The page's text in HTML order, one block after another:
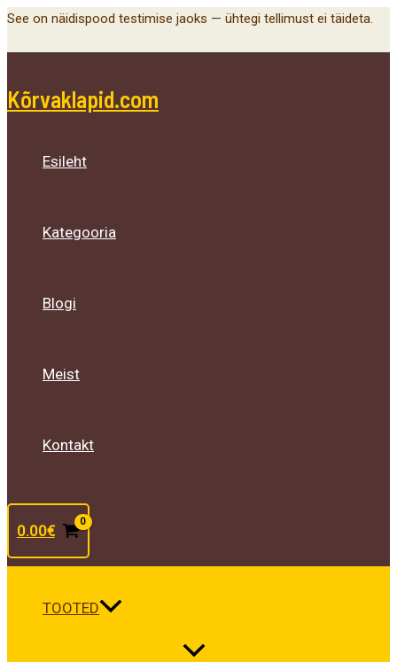
Skip
See on näidispood testimise jaoks — ühtegi tellimust ei täideta.
Kõrvaklapid.com
Esileht
Kategooria
Blogi
Meist
Kontakt
0.00€
TOOTED
Menu
Toggle
Menu
Toggle
Menu
Toggle
Main
Menu